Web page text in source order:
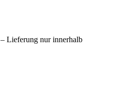
– Lieferung nur innerhalb